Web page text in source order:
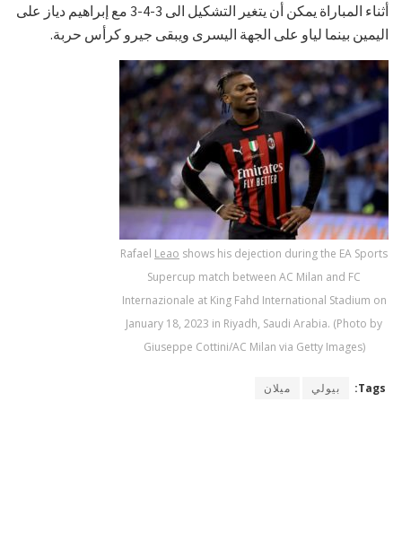
أثناء المباراة يمكن أن يتغير التشكيل الى 3-4-3
مع إبراهيم دياز على
اليمين بينما لياو على الجهة اليسرى ويبقى جيرو كرأس حربة.
Rafael Leao shows his dejection during the EA Sports
Supercup match between AC Milan and FC
Internazionale at King Fahd International Stadium on
January 18, 2023 in Riyadh, Saudi Arabia. (Photo by
Giuseppe Cottini/AC Milan via Getty Images)
Tags: بيولي ميلان